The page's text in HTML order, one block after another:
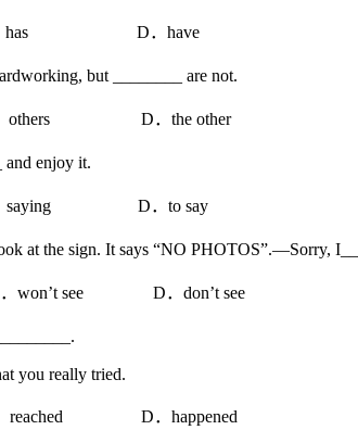
D．have
but ________ are not.
D．the other
and enjoy it.
D．to say
at the sign. It says “NO PHOTOS”.—Sorry,
won’t see D．don’t see
you really tried.
D．happened